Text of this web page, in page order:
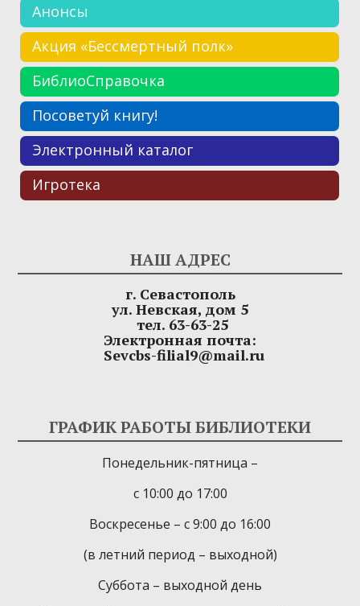
Анонсы
Акция «Бессмертный полк»
БиблиоСправочка
Посоветуй книгу!
Электронный каталог
Игротека
НАШ АДРЕС
г. Севастополь
ул. Невская, дом 5
тел. 63-63-25
Электронная почта:
Sevcbs-filial9@mail.ru
ГРАФИК РАБОТЫ БИБЛИОТЕКИ
Понедельник-пятница –
с 10:00 до 17:00
Воскресенье – с 9:00 до 16:00
(в летний период – выходной)
Суббота – выходной день